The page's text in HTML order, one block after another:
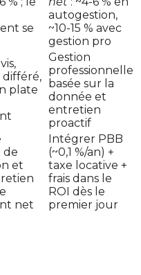
se
autogestion,
~10-15 % avec
gestion pro
plate
Gestion
professionnelle
basée sur la
donnée et
entretien
proactif
de
et
net
Intégrer PBB
(~0,1 %/an) +
taxe locative +
frais dans le
ROI dès le
premier jour